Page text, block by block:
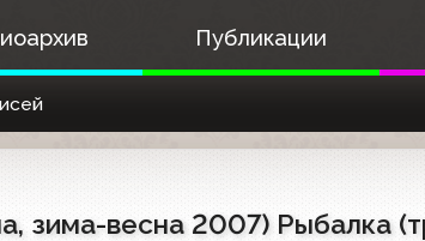
Публикации
зима-весна 2007) Рыбалка